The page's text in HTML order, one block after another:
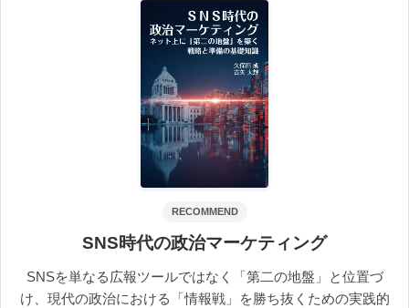
RECOMMEND
SNS時代の政治マーケティング
SNSを単なる広報ツールではなく「第二の地盤」と位置づ
け、現代の政治における「情報戦」を勝ち抜くための実践的